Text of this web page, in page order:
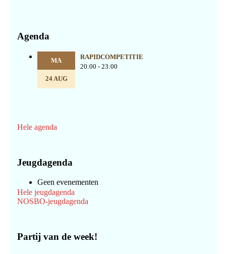
Agenda
MA
24 AUG
RAPIDCOMPETITIE
20:00 - 23:00
Hele agenda
Jeugdagenda
Geen evenementen
Hele jeugdagenda
NOSBO-jeugdagenda
Partij van de week!